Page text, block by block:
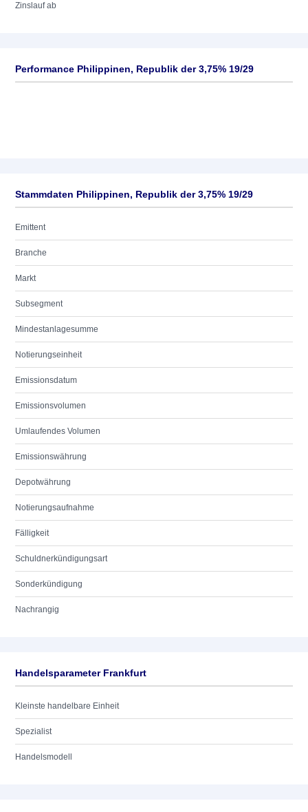
Zinslauf ab
Performance Philippinen, Republik der 3,75% 19/29
Stammdaten Philippinen, Republik der 3,75% 19/29
Emittent
Branche
Markt
Subsegment
Mindestanlagesumme
Notierungseinheit
Emissionsdatum
Emissionsvolumen
Umlaufendes Volumen
Emissionswährung
Depotwährung
Notierungsaufnahme
Fälligkeit
Schuldnerkündigungsart
Sonderkündigung
Nachrangig
Handelsparameter Frankfurt
Kleinste handelbare Einheit
Spezialist
Handelsmodell